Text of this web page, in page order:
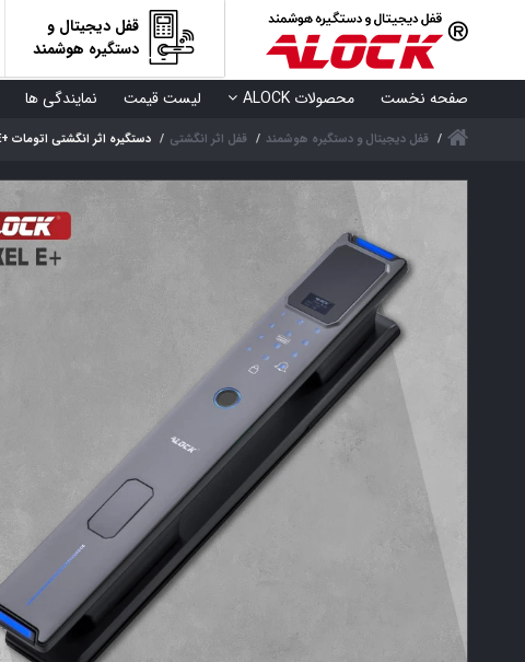
قفل دیجیتال و
دستگیره هوشمند
صفحه نخست محصولات ALOCK لیست قیمت نمایندگی ها
قفل دیجیتال و دستگیره هوشمند قفل اثر انگشتی دستگیره اثر انگشتی اتومات +Pixel E